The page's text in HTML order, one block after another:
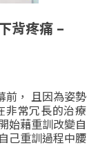
背疼痛 –
前， 且因為姿勢
非常冗長的治療
始藉重訓改變自
己重訓過程中腰